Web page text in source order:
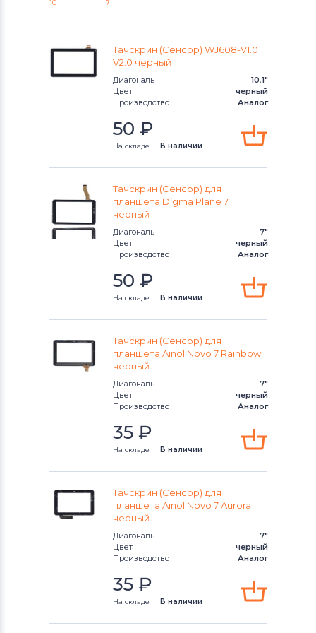
Тачскрины для планшетов HTC
Тачскрины для планшетов Prestigio
Тачскрины для планшетов
Тачскрины для планшетовTreelogic
Тачскрины для планшетов
Клавиатуры
Тачскрины для планшетов
Тачскрины для планшетов
Тачскрины для планшетов
Тачскрины для планшетовPloyer
Тачскрины для планшетов
Аккумуляторы для радиостанций
Тачскрины для планшетовChina
Тачскрины для планшетовLenovo
Тачскрины для планшетов
Тачскрины для планшетовHankook
Novo
Novo 8
10 7
Тачскрин (Сенсор) WJ608-V1.0
V2.0 черный
Диагональ
10,1"
Цвет
черный
Производство
Аналог
50 ₽
На складе В наличии
Тачскрин (Сенсор) для
планшета Digma Plane 7
черный
Диагональ
7"
Цвет
черный
Производство
Аналог
50 ₽
На складе В наличии
Тачскрин (Сенсор) для
планшета Ainol Novo 7 Rainbow
черный
Диагональ
7"
Цвет
черный
Производство
Аналог
35 ₽
На складе В наличии
Тачскрин (Сенсор) для
планшета Ainol Novo 7 Aurora
черный
Диагональ
7"
Цвет
черный
Производство
Аналог
35 ₽
На складе В наличии